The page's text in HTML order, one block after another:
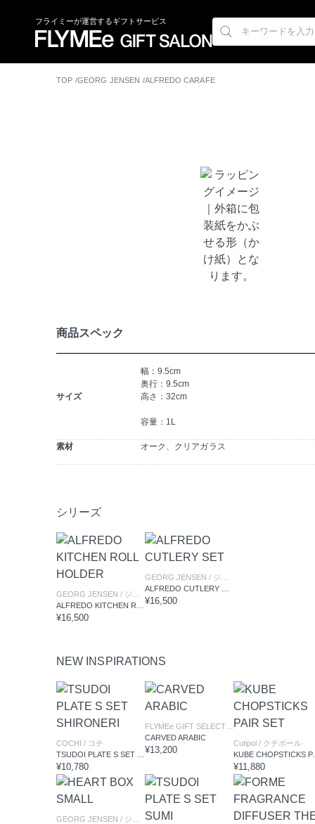
フライミーが運営するギフトサービス
TOP GEORG JENSEN ALFREDO CARAFE
商品スペック
サイズ
幅：9.5cm
奥行：9.5cm
高さ：32cm
容量：1L
素材 オーク、クリアガラス
シリーズ
GEORG JENSEN / ジョージジェンセン
¥16,500
GEORG JENSEN / ジョージジェンセン
¥16,500
NEW INSPIRATIONS
COCHI / コチ
¥10,780
/ フライミーギフト
CARVED ARABIC
¥13,200
Cutipol / クチポール
KUBE
¥11,880
GEORG JENSEN / ジョージジェンセン